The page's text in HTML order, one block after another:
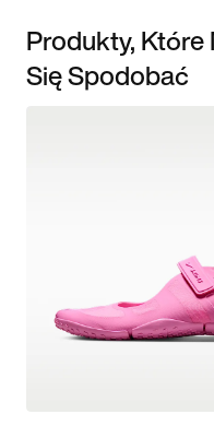
Produkty, Które
Się Spodobać